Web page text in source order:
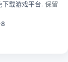
载游戏平台. 保留
8